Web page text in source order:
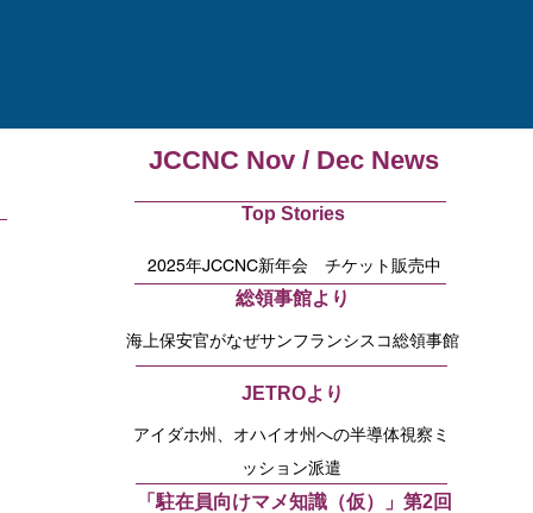
JCCNC Nov / Dec News
Top Stories
2025年JCCNC新年会 チケット販売中
JETROより
アイダホ州、オハイオ州への半導体視察ミ
ッション派遣
「駐在員向けマメ知識（仮）」第2回
総領事館より
海上保安官がなぜサンフランシスコ総領事館